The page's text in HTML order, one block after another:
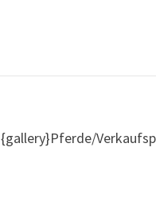
{gallery}Pferde/